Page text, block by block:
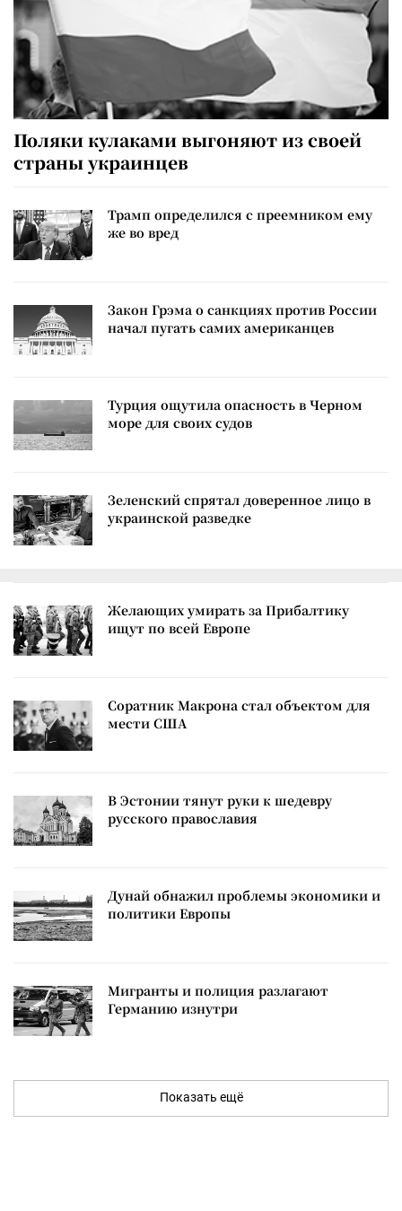
Поляки кулаками выгоняют из своей
страны украинцев
Трамп определился с преемником ему
же во вред
Закон Грэма о санкциях против России
начал пугать самих американцев
Турция ощутила опасность в Черном
море для своих судов
Зеленский спрятал доверенное лицо в
украинской разведке
Желающих умирать за Прибалтику
ищут по всей Европе
Соратник Макрона стал объектом для
мести США
В Эстонии тянут руки к шедевру
русского православия
Дунай обнажил проблемы экономики и
политики Европы
Мигранты и полиция разлагают
Германию изнутри
Показать ещё